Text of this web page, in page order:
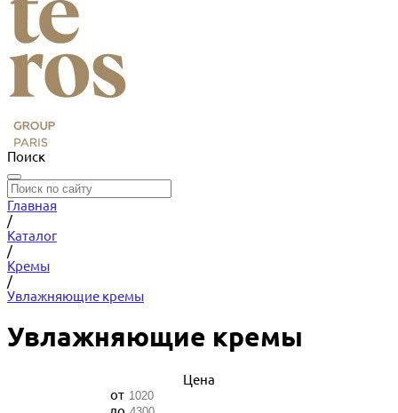
Поиск
Главная
/
Каталог
/
Кремы
/
Увлажняющие кремы
Увлажняющие кремы
Цена
от